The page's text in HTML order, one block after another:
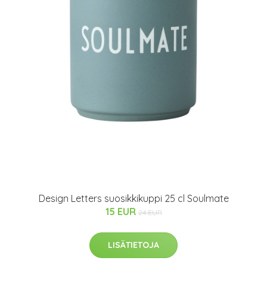
Design Letters suosikkikuppi 25 cl Soulmate
15 EUR 24 EUR
LISÄTIETOJA